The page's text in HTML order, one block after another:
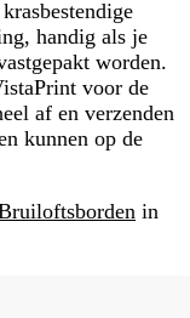
handig als je
worden.
voor de
af en verzenden
kunnen op de
in